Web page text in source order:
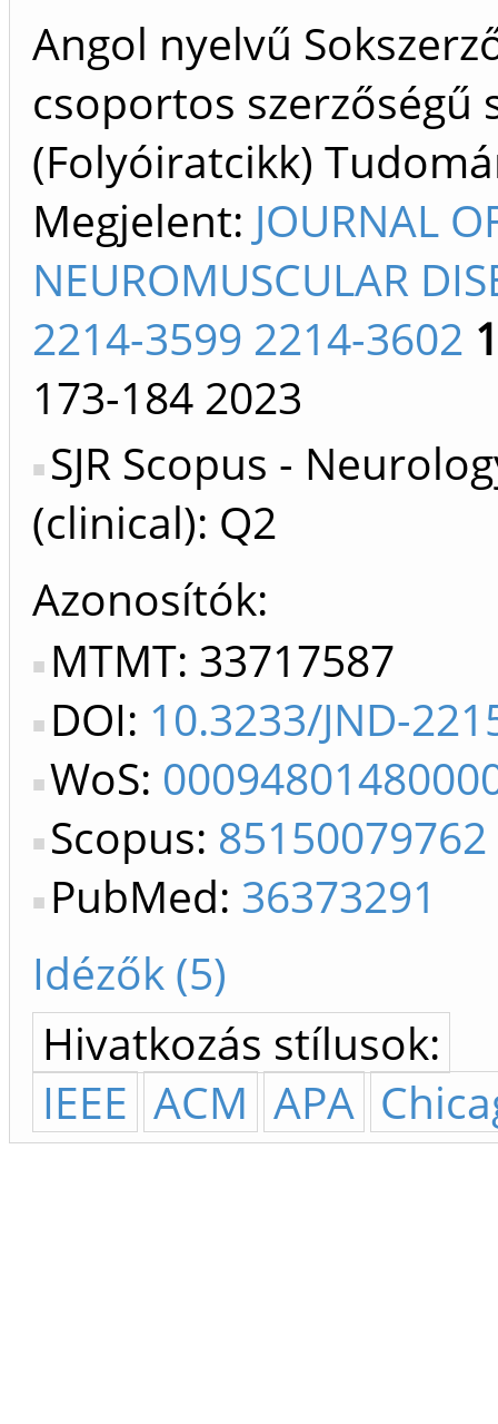
Angol nyelvű
csoportos szerzőségű
(Folyóiratcikk)
Megjelent: JOURNAL
NEUROMUSCULAR
2214-3599 2214-3602
173-184 2023
SJR Scopus -
(clinical): Q2
Azonosítók
MTMT: 33717587
DOI: 10.3233/JND-
WoS:
Scopus: 85150079762
PubMed: 36373291
Idézők (5)
Hivatkozás stílusok:
IEEE ACM APA